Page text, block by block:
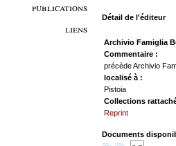
publications
liens
Détail de l'éditeur
Archivio Famiglia
Commentaire :
précède Archivio
localisé à :
Pistoia
Collections
Reprint
Documents